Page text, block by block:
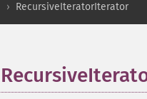
RecursiveIteratorIterator